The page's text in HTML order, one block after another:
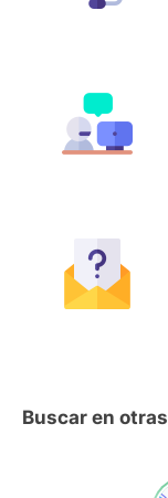
Buscar en